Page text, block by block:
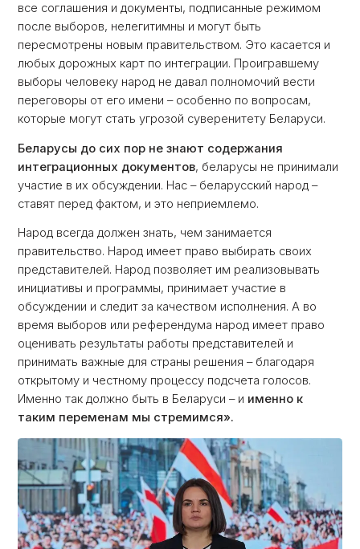
все соглашения и документы, подписанные режимом
после выборов, нелегитимны и могут быть
пересмотрены новым правительством. Это касается и
любых дорожных карт по интеграции. Проигравшему
выборы человеку народ не давал полномочий вести
переговоры от его имени – особенно по вопросам,
которые могут стать угрозой суверенитету Беларуси.
Беларусы до сих пор не знают содержания
интеграционных документов, беларусы не принимали
участие в их обсуждении. Нас – беларусский народ –
ставят перед фактом, и это неприемлемо.
Народ всегда должен знать, чем занимается
правительство. Народ имеет право выбирать своих
представителей. Народ позволяет им реализовывать
инициативы и программы, принимает участие в
обсуждении и следит за качеством исполнения. А во
время выборов или референдума народ имеет право
оценивать результаты работы представителей и
принимать важные для страны решения – благодаря
открытому и честному процессу подсчета голосов.
Именно так должно быть в Беларуси – и именно к
таким переменам мы стремимся».